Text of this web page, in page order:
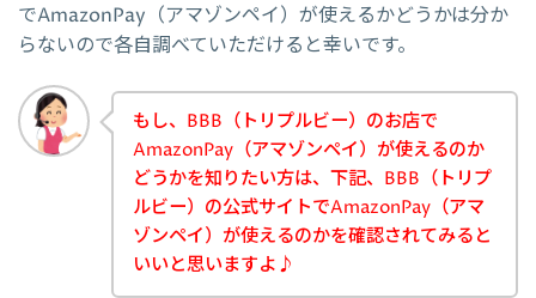
でAmazonPay（アマゾンペイ）が使えるかどうかは分か
らないので各自調べていただけると幸いです。
もし、BBB（トリプルビー）のお店で
AmazonPay（アマゾンペイ）が使えるのか
どうかを知りたい方は、下記、BBB（トリプ
ルビー）の公式サイトでAmazonPay（アマ
ゾンペイ）が使えるのかを確認されてみると
いいと思いますよ♪